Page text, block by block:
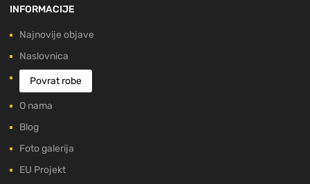
INFORMACIJE
Najnovije objave
Naslovnica
Povrat robe
O nama
Blog
Foto galerija
EU Projekt